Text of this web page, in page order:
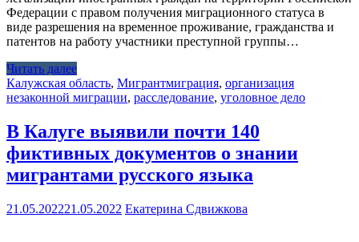
Федерации с правом получения миграционного статуса в
виде разрешения на временное проживание, гражданства и
патентов на работу участники преступной группы…
Читать далее
Калужская область, Мигрантмиграция, организация
незаконной миграции, расследование, уголовное дело
В Калуге выявили почти 140
фиктивных документов о знании
мигрантами русского языка
21.05.202221.05.2022 Екатерина Сдвижкова